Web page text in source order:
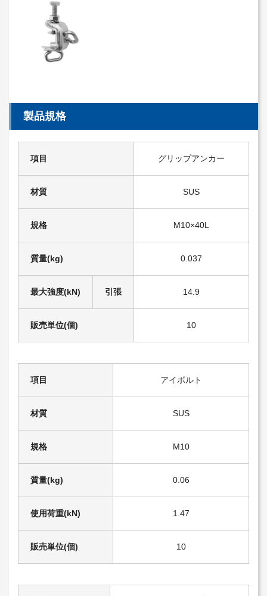
製品規格
項目 グリップアンカー
材質 SUS
規格 M10×40L
質量(kg) 0.037
最大強度(kN) 引張 14.9
販売単位(個) 10
項目 アイボルト
材質 SUS
規格 M10
質量(kg) 0.06
使用荷重(kN) 1.47
販売単位(個) 10